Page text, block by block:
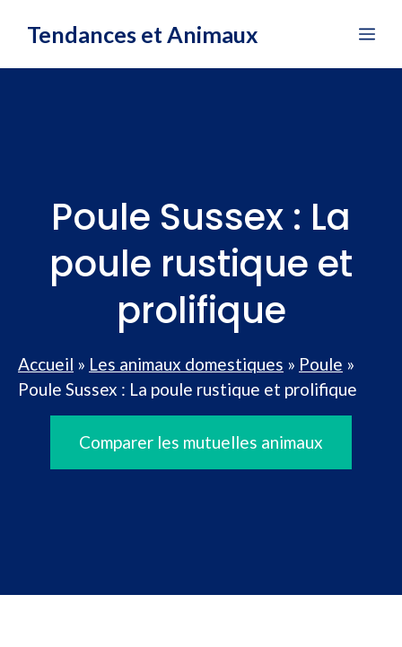
Tendances et Animaux
Poule Sussex : La
poule rustique et
prolifique
Accueil » Les animaux domestiques » Poule »
Poule Sussex : La poule rustique et prolifique
Comparer les mutuelles animaux